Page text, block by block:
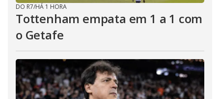
DO R7/HÁ 1 HORA
Tottenham empata em 1 a 1 com
o Getafe